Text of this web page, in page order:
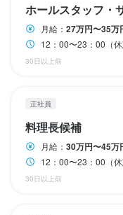
企業情報
ホールスタッフ・
月給： 27万円〜35万
12：00〜23：00（休憩含む）
30日以上前
正社員
料理長候補
月給： 30万円〜45万
12：00〜23：00（休憩含む）
30日以上前
休日・休暇
完全週休2日制（月8日
※店休日：日曜・第2月曜
待遇
社会保険完備
休日・休暇
完全週休2日制（月8日
※店休日：日曜・第2月曜
待遇
社会保険完備
休日・休暇
完全週休2日制（月8日
※店休日：日曜・第2月曜
待遇
社会保険完備
休日・休暇
完全週休2日制（月8日
※店休日：日曜・第2月曜
待遇
社会保険完備
＜　営業時間　＞
月〜木／17：00〜22：
休日・休暇
シフト制（週5日勤務）
※週3〜4日の勤務を希
※店休日：日曜・第2月曜
ダブルワーク・副業OK フル
休日・休暇
※週3～4日の勤務を希望
日曜定休
待遇